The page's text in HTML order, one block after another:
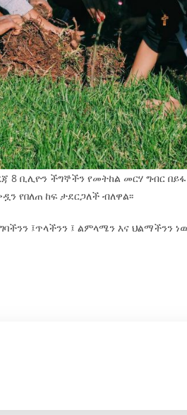
8 ቢሊዮን ችግኞችን የመትከል መርሃ ግብር
የበለጠ ከፍ ታደርጋለች ብለዋል፡፡
፤ጥላችንን ፤ ልምላሜን እና ህልማችንን